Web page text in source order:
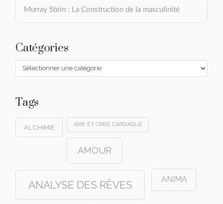
Murray Stein : La Construction de la masculinité
Catégories
Catégories
Tags
ALCHIMIE AME ET CRISE CARDIAQUE
AMOUR
ANALYSE DES RÊVES ANIMA